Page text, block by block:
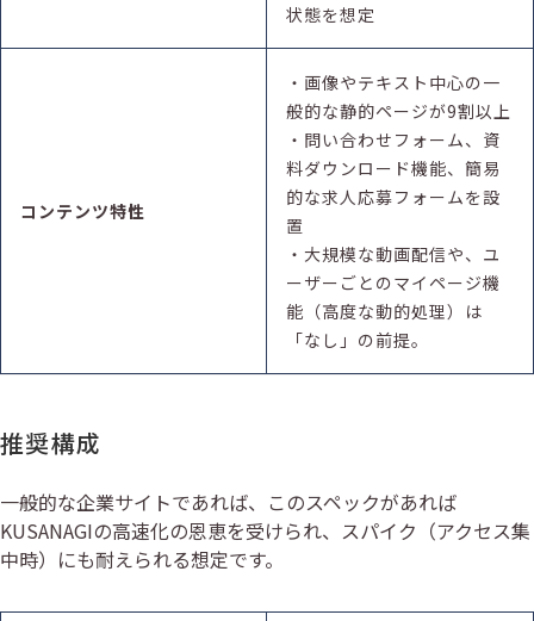
状態を想定
コンテンツ特性
・画像やテキスト中心の一
般的な静的ページが9割以上
・問い合わせフォーム、資
料ダウンロード機能、簡易
的な求人応募フォームを設
置
・大規模な動画配信や、ユ
ーザーごとのマイページ機
能（高度な動的処理）は
「なし」の前提。
推奨構成
一般的な企業サイトであれば、このスペックがあれば
KUSANAGIの高速化の恩恵を受けられ、スパイク（アクセス集
中時）にも耐えられる想定です。